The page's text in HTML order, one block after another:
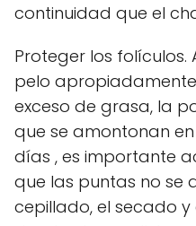
continuidad que el
Proteger los
pelo
exceso de grasa, la
que se amontonan
días , es importante
que las puntas no se
cepillado, el secado y